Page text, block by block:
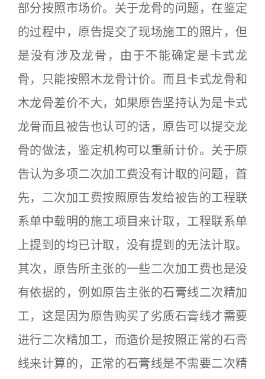
部分按照市场价。关于龙骨的问题，在鉴定
的过程中，原告提交了现场施工的照片，但
是没有涉及龙骨，由于不能确定是卡式龙
骨，只能按照木龙骨计价。而且卡式龙骨和
木龙骨差价不大，如果原告坚持认为是卡式
龙骨而且被告也认可的话，原告可以提交龙
骨的做法，鉴定机构可以重新计价。关于原
告认为多项二次加工费没有计取的问题，首
先，二次加工费按照原告发给被告的工程联
系单中载明的施工项目来计取，工程联系单
上提到的均已计取，没有提到的无法计取。
其次，原告所主张的一些二次加工费也是没
有依据的，例如原告主张的石膏线二次精加
工，这是因为原告购买了劣质石膏线才需要
进行二次精加工，而造价是按照正常的石膏
线来计算的，正常的石膏线是不需要二次精